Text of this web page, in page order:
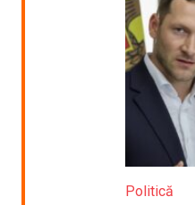
Politică